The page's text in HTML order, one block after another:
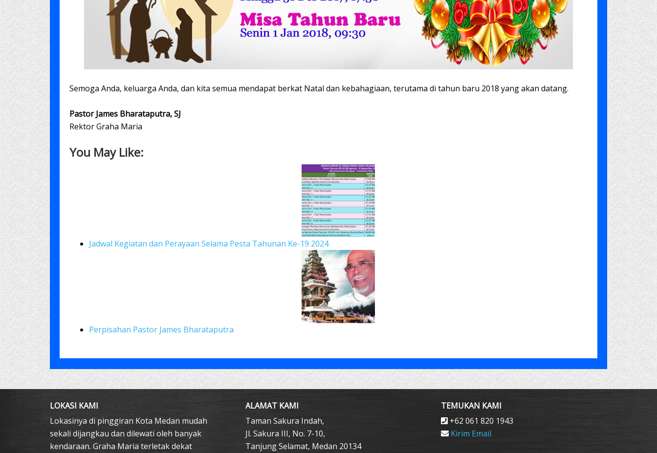
Semoga Anda, keluarga Anda, dan kita semua mendapat berkat Natal dan kebahagiaan, terutama di tahun baru 2018 yang akan datang.
Pastor James Bharataputra, SJ
Rektor Graha Maria
You May Like:
Jadwal Kegiatan dan Perayaan Selama Pesta Tahunan Ke-19 2024
Perpisahan Pastor James Bharataputra
LOKASI KAMI
Lokasinya di pinggiran Kota Medan mudah
sekali dijangkau dan dilewati oleh banyak
kendaraan. Graha Maria terletak dekat
ALAMAT KAMI
Taman Sakura Indah,
Jl. Sakura III, No. 7-10,
Tanjung Selamat, Medan 20134
TEMUKAN KAMI
+62 061 820 1943
Kirim Email